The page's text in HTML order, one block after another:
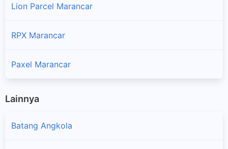
Lion Parcel Marancar
RPX Marancar
Paxel Marancar
Lainnya
Batang Angkola